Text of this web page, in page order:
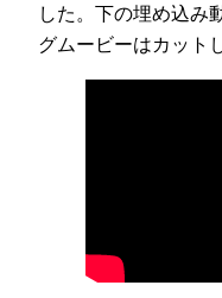
した。下の埋め込み
グムービーはカット